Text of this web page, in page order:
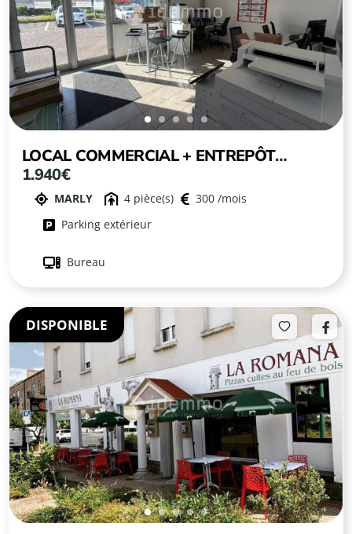
LOCAL COMMERCIAL + ENTREPÔT
MARLY
1.940€
MARLY 4
300
Parking extérieur
Bureau
DISPONIBLE